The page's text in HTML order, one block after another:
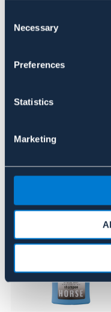
Selection
Necessary
Preferences
Statistics
Marketing
Art.nr 9901911
Lignende